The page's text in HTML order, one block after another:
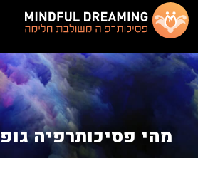
מהי פסיכותרפיה